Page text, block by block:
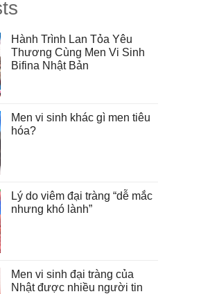
Hành Trình Lan Tỏa Yêu
Thương Cùng Men Vi Sinh
Bifina Nhật Bản
Men vi sinh khác gì men tiêu
hóa?
Lý do viêm đại tràng “dễ mắc
nhưng khó lành”
Men vi sinh đại tràng của
Nhật được nhiều người tin